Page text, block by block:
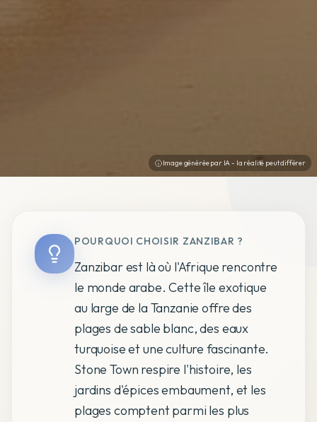
Image générée par IA - la réalité peut différer
POURQUOI CHOISIR ZANZIBAR ?
Zanzibar est là où l'Afrique rencontre
le monde arabe. Cette île exotique
au large de la Tanzanie offre des
plages de sable blanc, des eaux
turquoise et une culture fascinante.
Stone Town respire l'histoire, les
jardins d'épices embaument, et les
plages comptent parmi les plus